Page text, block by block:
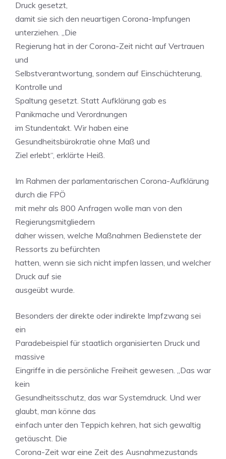
Druck gesetzt,
damit sie sich den neuartigen Corona-Impfungen
unterziehen. „Die
Regierung hat in der Corona-Zeit nicht auf Vertrauen
und
Selbstverantwortung, sondern auf Einschüchterung,
Kontrolle und
Spaltung gesetzt. Statt Aufklärung gab es
Panikmache und Verordnungen
im Stundentakt. Wir haben eine
Gesundheitsbürokratie ohne Maß und
Ziel erlebt“, erklärte Heiß.
Im Rahmen der parlamentarischen Corona-Aufklärung
durch die FPÖ
mit mehr als 800 Anfragen wolle man von den
Regierungsmitgliedern
daher wissen, welche Maßnahmen Bedienstete der
Ressorts zu befürchten
hatten, wenn sie sich nicht impfen lassen, und welcher
Druck auf sie
ausgeübt wurde.
Besonders der direkte oder indirekte Impfzwang sei
ein
Paradebeispiel für staatlich organisierten Druck und
massive
Eingriffe in die persönliche Freiheit gewesen. „Das war
kein
Gesundheitsschutz, das war Systemdruck. Und wer
glaubt, man könne das
einfach unter den Teppich kehren, hat sich gewaltig
getäuscht. Die
Corona-Zeit war eine Zeit des Ausnahmezustands